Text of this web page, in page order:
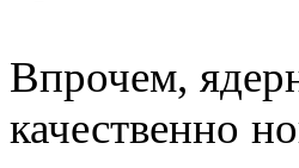
Впрочем,
качественно